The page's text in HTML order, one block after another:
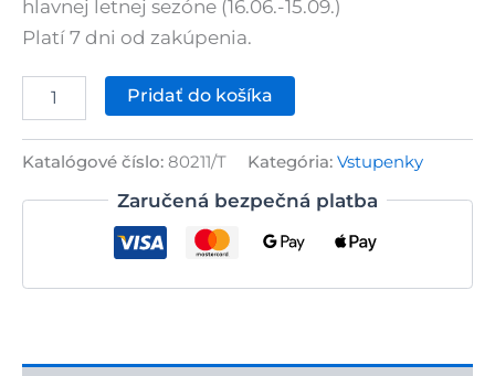
hlavnej letnej sezóne (16.06.-15.09.)
Platí 7 dni od zakúpenia.
množstvo
vstupenka
do
Thermalparku
Pridať do košíka
Katalógové číslo: 80211/T Kategória: Vstupenky
Zaručená bezpečná platba